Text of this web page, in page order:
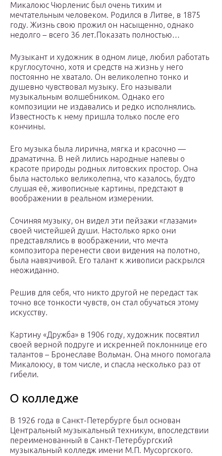
Микалоюс Чюрленис был очень тихим и
мечтательным человеком. Родился в Литве, в 1875
году. Жизнь свою прожил он насыщенно, однако
недолго – всего 36 лет.Показать полностью…
Музыкант и художник в одном лице, любил работать
круглосуточно, хотя и средств на жизнь у него
постоянно не хватало. Он великолепно тонко и
душевно чувствовал музыку. Его называли
музыкальным волшебником. Однако его
композиции не издавались и редко исполнялись.
Известность к нему пришла только после его
кончины.
Его музыка была лирична, мягка и красочно —
драматична. В ней лились народные напевы о
красоте природы родных литовских простор. Она
была настолько великолепна, что казалось, будто
слушая её, живописные картины, предстают в
воображении в реальном измерении.
Сочиняя музыку, он видел эти пейзажи «глазами»
своей чистейшей души. Настолько ярко они
представлялись в воображении, что мечта
композитора перенести свои видения на полотно,
была навязчивой. Его талант к живописи раскрылся
неожиданно.
Решив для себя, что никто другой не передаст так
точно все тонкости чувств, он стал обучаться этому
искусству.
Картину «Дружба» в 1906 году, художник посвятил
своей верной подруге и искренней поклоннице его
талантов – Бронеславе Вольман. Она много помогала
Микалоюсу, в том числе, и спасла несколько раз от
гибели.
О колледже
В 1926 года в Санкт-Петербурге был основан
Центральный музыкальный техникум, впоследствии
переименованный в Санкт-Петербургский
музыкальный колледж имени М.П. Мусоргского.